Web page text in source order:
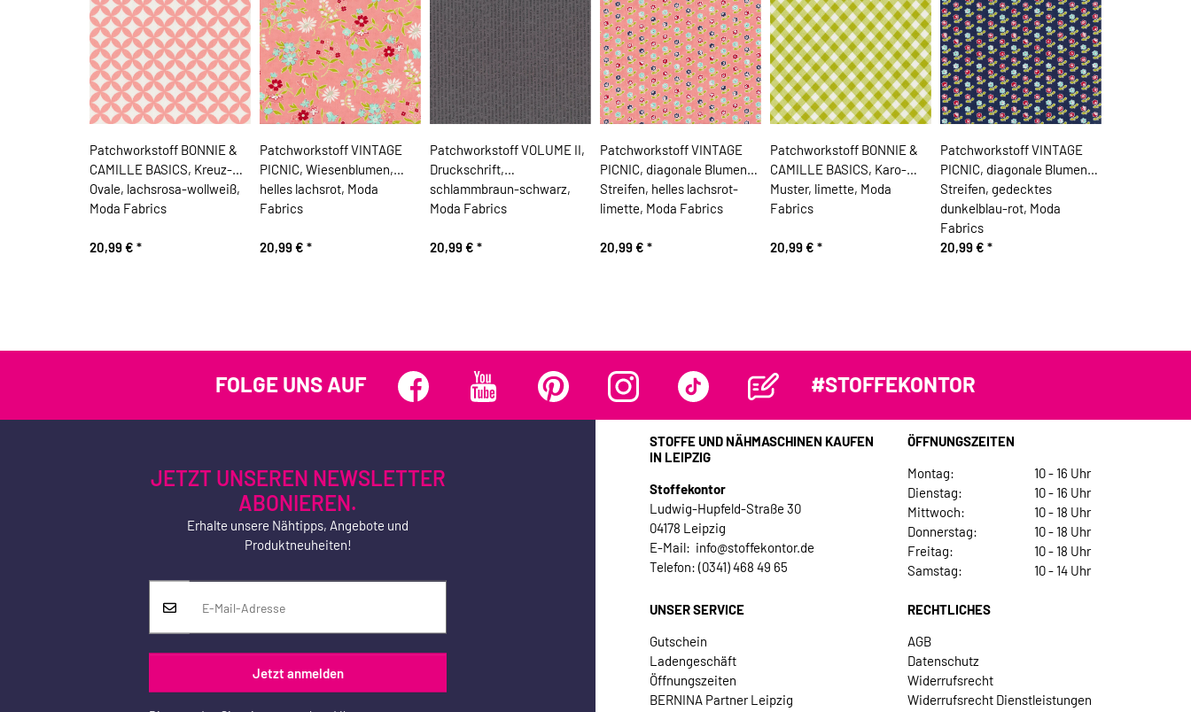
Patchworkstoff BONNIE &
CAMILLE BASICS, Kreuz-
Ovale, lachsrosa-wollweiß,
Moda Fabrics
20,99 € *
Patchworkstoff VINTAGE
PICNIC, Wiesenblumen,
helles lachsrot, Moda
Fabrics
20,99 € *
Patchworkstoff VOLUME II,
Druckschrift,
schlammbraun-schwarz,
Moda Fabrics
20,99 € *
Patchworkstoff VINTAGE
PICNIC, diagonale Blumen-
Streifen, helles lachsrot-
limette, Moda Fabrics
20,99 € *
Patchworkstoff BONNIE &
CAMILLE BASICS, Karo-
Muster, limette, Moda
Fabrics
20,99 € *
Patchworkstoff VINTAGE
PICNIC, diagonale Blumen-
Streifen, gedecktes
dunkelblau-rot, Moda
Fabrics
20,99 € *
FOLGE UNS AUF #STOFFEKONTOR
JETZT UNSEREN NEWSLETTER
ABONIEREN.
Erhalte unsere Nähtipps, Angebote und
Produktneuheiten!
Jetzt anmelden
STOFFE UND NÄHMASCHINEN KAUFEN
IN LEIPZIG
Stoffekontor
Ludwig-Hupfeld-Straße 30
04178 Leipzig
E-Mail: info@stoffekontor.de
Telefon: (0341) 468 49 65
ÖFFNUNGSZEITEN
Montag:
10 - 16 Uhr
Dienstag:
10 - 16 Uhr
Mittwoch:
10 - 18 Uhr
Donnerstag:
10 - 18 Uhr
Freitag:
10 - 18 Uhr
Samstag:
10 - 14 Uhr
UNSER SERVICE
Gutschein
Ladengeschäft
Öffnungszeiten
BERNINA Partner Leipzig
RECHTLICHES
AGB
Datenschutz
Widerrufsrecht
Widerrufsrecht Dienstleistungen